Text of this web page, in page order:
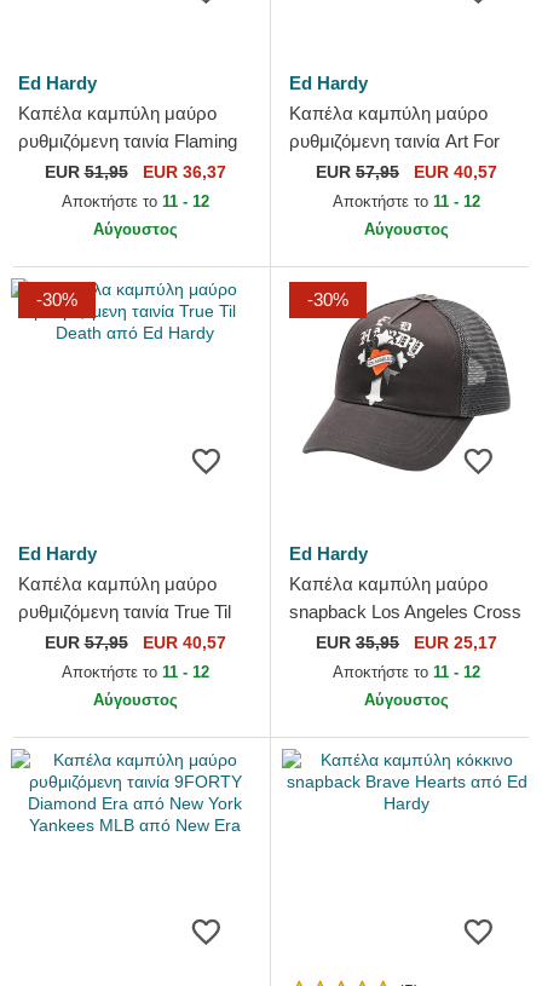
Ed Hardy
Καπέλα καμπύλη μαύρο
ρυθμιζόμενη ταινία Flaming
Skull από Ed Hardy
EUR51,95 EUR 36,37
Αποκτήστε το 11 - 12
Αύγουστος
Ed Hardy
Καπέλα καμπύλη μαύρο
ρυθμιζόμενη ταινία Art For
Life Acid Wash από Ed Hardy
EUR 57,95 EUR 40,57
Αποκτήστε το 11 - 12
Αύγουστος
-30%
Ed Hardy
Καπέλα καμπύλη μαύρο
ρυθμιζόμενη ταινία True Til
Death από Ed Hardy
EUR57,95 EUR 40,57
Αποκτήστε το 11 - 12
Αύγουστος
-30%
Ed Hardy
Καπέλα καμπύλη μαύρο
snapback Los Angeles Cross
από Ed Hardy
EUR 35,95 EUR 25,17
Αποκτήστε το 11 - 12
Αύγουστος